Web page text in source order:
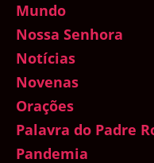
Mundo
Nossa Senhora
Notícias
Novenas
Orações
Palavra do Padre
Pandemia